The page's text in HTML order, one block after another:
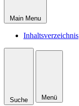
Main Menu
Inhaltsverzeichnis
Suche Menü